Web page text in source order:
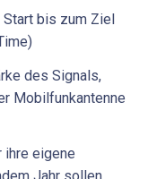
Start bis zum Ziel
des Signals,
Mobilfunkantenne
ihre eigene